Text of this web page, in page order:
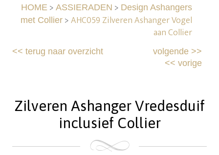
HOME> ASSIERADEN > Design Ashangers
met Collier>AHC059 Zilveren Ashanger Vogel
aan Collier
<<terug naar overzicht volgende>>
<< vorige
Zilveren Ashanger Vredesduif
inclusief Collier